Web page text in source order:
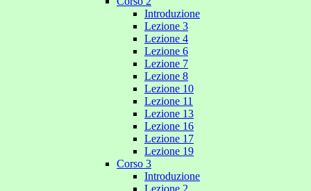
Introduzione
Lezione 3
Lezione 4
Lezione 6
Lezione 7
Lezione 8
Lezione 10
Lezione 11
Lezione 13
Lezione 16
Lezione 17
Lezione 19
Corso 3
Introduzione
Lezione 2